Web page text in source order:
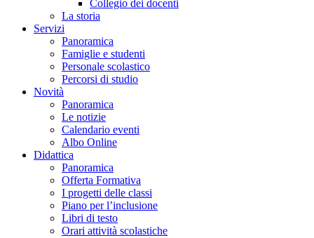
Collegio dei docenti
La storia
Servizi
Panoramica
Famiglie e studenti
Personale scolastico
Percorsi di studio
Novità
Panoramica
Le notizie
Calendario eventi
Albo Online
Didattica
Panoramica
Offerta Formativa
I progetti delle classi
Piano per l’inclusione
Libri di testo
Orari attività scolastiche